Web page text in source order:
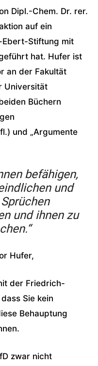
Dipl.-Chem. Dr. rer.
auf ein
Stiftung mit
hat. Hufer ist
an der Fakultät
Universität
Büchern
und „Argumente
befähigen,
und
und ihnen zu
Hufer,
der Friedrich-
Sie kein
Behauptung
zwar nicht